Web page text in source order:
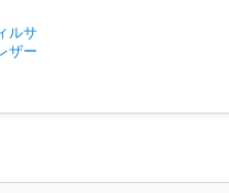
ルサ
ザー